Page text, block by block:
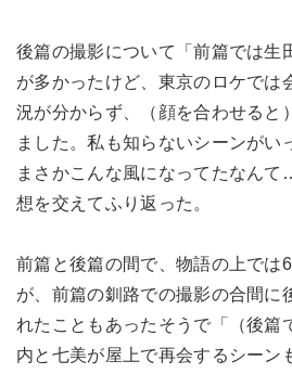
後篇の撮影について「前篇では生
が多かったけど、東京のロケでは
況が分からず、（顔を合わせると
ました。私も知らないシーンがい
まさかこんな風になってたなん
想を交えてふり返った。
前篇と後篇の間で、物語の上では
が、前篇の釧路での撮影の合間に
れたこともあったそうで「（後篇
内と七美が屋上で再会するシーン